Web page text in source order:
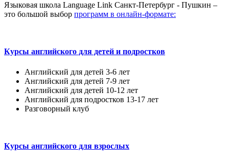
Языковая школа Language Link Санкт-Петербург - Пушкин –
это большой выбор программ в онлайн-формате:
Курсы английского для детей и подростков
Английский для детей 3-6 лет
Английский для детей 7-9 лет
Английский для детей 10-12 лет
Английский для подростков 13-17 лет
Разговорный клуб
Курсы английского для взрослых